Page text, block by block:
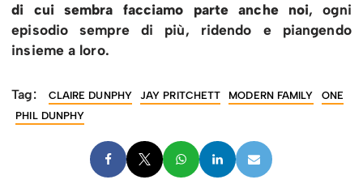
di cui sembra facciamo parte anche noi, ogni
episodio sempre di più, ridendo e piangendo
insieme a loro.
Tag: CLAIRE DUNPHY JAY PRITCHETT MODERN FAMILY
ONE
PHIL DUNPHY